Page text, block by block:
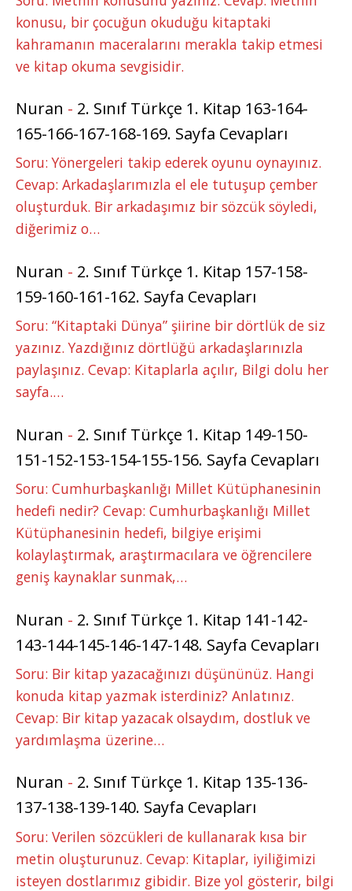
konusu, bir çocuğun okuduğu kitaptaki
kahramanın maceralarını merakla takip etmesi
ve kitap okuma sevgisidir.
Nuran - 2. Sınıf Türkçe 1. Kitap 163-164-
165-166-167-168-169. Sayfa Cevapları
Soru: Yönergeleri takip ederek oyunu oynayınız.
Cevap: Arkadaşlarımızla el ele tutuşup çember
oluşturduk. Bir arkadaşımız bir sözcük söyledi,
diğerimiz o…
Nuran - 2. Sınıf Türkçe 1. Kitap 157-158-
159-160-161-162. Sayfa Cevapları
Soru: “Kitaptaki Dünya” şiirine bir dörtlük de siz
yazınız. Yazdığınız dörtlüğü arkadaşlarınızla
paylaşınız. Cevap: Kitaplarla açılır, Bilgi dolu her
sayfa.…
Nuran - 2. Sınıf Türkçe 1. Kitap 149-150-
151-152-153-154-155-156. Sayfa Cevapları
Soru: Cumhurbaşkanlığı Millet Kütüphanesinin
hedefi nedir? Cevap: Cumhurbaşkanlığı Millet
Kütüphanesinin hedefi, bilgiye erişimi
kolaylaştırmak, araştırmacılara ve öğrencilere
geniş kaynaklar sunmak,…
Nuran - 2. Sınıf Türkçe 1. Kitap 141-142-
143-144-145-146-147-148. Sayfa Cevapları
Soru: Bir kitap yazacağınızı düşününüz. Hangi
konuda kitap yazmak isterdiniz? Anlatınız.
Cevap: Bir kitap yazacak olsaydım, dostluk ve
yardımlaşma üzerine…
Nuran - 2. Sınıf Türkçe 1. Kitap 135-136-
137-138-139-140. Sayfa Cevapları
Soru: Verilen sözcükleri de kullanarak kısa bir
metin oluşturunuz. Cevap: Kitaplar, iyiliğimizi
isteyen dostlarımız gibidir. Bize yol gösterir, bilgi